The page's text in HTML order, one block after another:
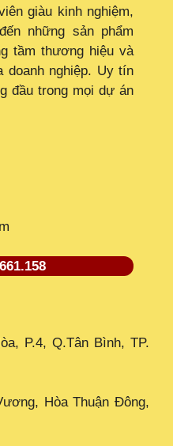
giàu kinh nghiệm,
những sản phẩm
tầm thương hiệu và
doanh nghiệp. Uy tín
đầu trong mọi dự án
P.4, Q.Tân Bình, TP.
Hòa Thuận Đông,